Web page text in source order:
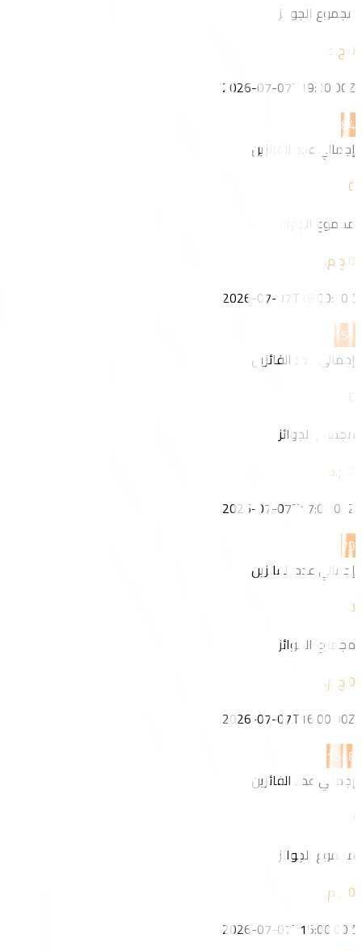
مجموع الجوائز
2026-07-07T19:00:00Z
84
إجمالي عدد الفائزين
0
مجموع الجوائز
2026-07-07T18:00:00Z
151
إجمالي عدد الفائزين
0
مجموع الجوائز
2026-07-07T17:00:00Z
79
إجمالي عدد الفائزين
0
مجموع الجوائز
2026-07-07T16:00:00Z
15 18
إجمالي عدد الفائزين
0
مجموع الجوائز
2026-07-07T15:00:00Z